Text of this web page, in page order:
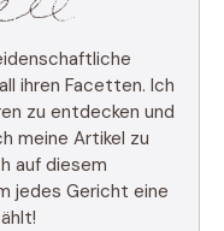
ihren Facetten. Ich
zu entdecken und
meine Artikel zu
auf diesem
jedes Gericht eine